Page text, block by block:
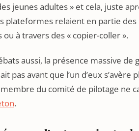
jeunes adultes » et cela, juste
plateformes relaient en partie
ou à travers des « copier-coller ».
aussi, la présence massive
pas avant que l’un d’eux
membre du comité de pilotage ne
.